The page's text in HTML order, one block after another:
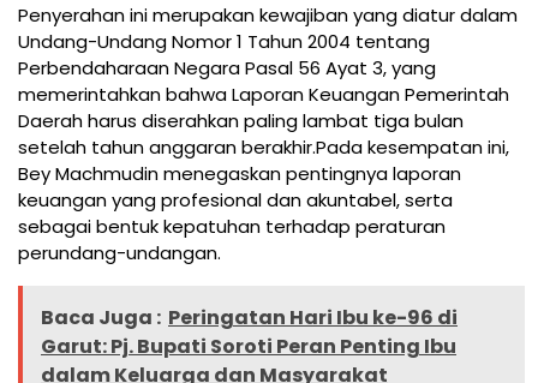
Penyerahan ini merupakan kewajiban yang diatur dalam
Undang-Undang Nomor 1 Tahun 2004 tentang
Perbendaharaan Negara Pasal 56 Ayat 3, yang
memerintahkan bahwa Laporan Keuangan Pemerintah
Daerah harus diserahkan paling lambat tiga bulan
setelah tahun anggaran berakhir.Pada kesempatan ini,
Bey Machmudin menegaskan pentingnya laporan
keuangan yang profesional dan akuntabel, serta
sebagai bentuk kepatuhan terhadap peraturan
perundang-undangan.
Baca Juga : Peringatan Hari Ibu ke-96 di
Garut: Pj. Bupati Soroti Peran Penting Ibu
dalam Keluarga dan Masyarakat